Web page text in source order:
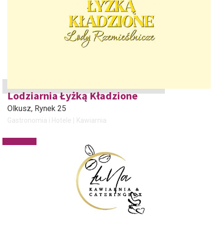
Lodziarnia Łyżką Kładzione
Olkusz, Rynek 25
Gastronomia i Hotele Kawiarnia